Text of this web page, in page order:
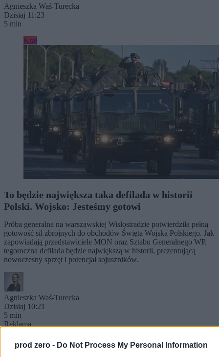
prod zero - Do Not Process My Personal Information
Agnieszka Waś-Turecka
Dzisiaj 11:23
5 min
Kraj
To będzie największa taka defilada w historii
Polski. Wojsko: Jesteśmy gotowi
Próba generalna na warszawskiej Wisłostradzie potwierdziła pełną
gotowość sił zbrojnych do obchodów Święta Wojska Polskiego. Jak
zapowiadają przedstawiciele MON oraz Sztabu Generalnego WP,
tegoroczna defilada będzie największą w historii, prezentującą
nowoczesny sprzęt i potencjał sojuszników.
Agnieszka Waś-Turecka
Dzisiaj 10:21
5 min
Reklama